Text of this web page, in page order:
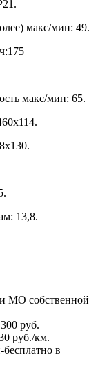
макс/мин: 49.
макс/мин: 65.
13,8.
МО собственной
руб.
руб./км.
в